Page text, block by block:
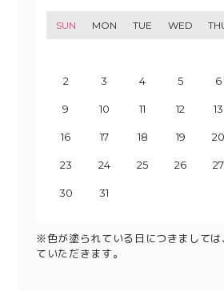
SUN MON TUE WED
2 3 4 5 6
9 10 11 12 13
16 17 18 19 20
23 24 25 26 27
30 31
SUN MON TUE WED
6 7 8 9 10
13 14 15 16 17
20 21 22 23 24
27 28 29 30
SUN MON TUE WED
4 5 6 7 8
11 12 13 14 15
18 19 20 21 22
25 26 27 28 29
SUN MON TUE WED
8 9 10 11 12
15 16 17 18 19
22 23 24 25 26
29 30
※色が塗られている日につきましては
ていただきます。